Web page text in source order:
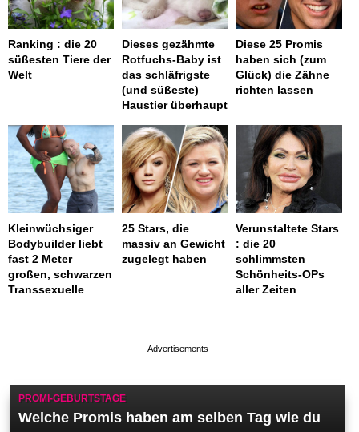
Ranking : die 20
süßesten Tiere der
Welt
Dieses gezähmte
Rotfuchs-Baby ist
das schläfrigste
(und süßeste)
Haustier überhaupt
Diese 25 Promis
haben sich (zum
Glück) die Zähne
richten lassen
Kleinwüchsiger
Bodybuilder liebt
fast 2 Meter
großen, schwarzen
Transsexuelle
25 Stars, die
massiv an Gewicht
zugelegt haben
Verunstaltete Stars
: die 20
schlimmsten
Schönheits-OPs
aller Zeiten
PROMI-GEBURTSTAGE
Welche Promis haben am selben Tag wie du